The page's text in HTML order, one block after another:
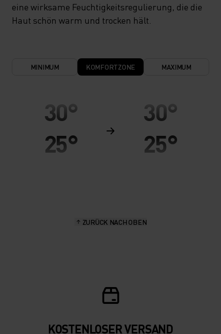
eine wirksame Feuchtigkeitsregulierung, die die
Haut schön warm und trocken hält.
MINIMUM KOMFORTZONE MAXIMUM
30°
25°
30°
25°
ZURÜCK NACH OBEN
KOSTENLOSER VERSAND